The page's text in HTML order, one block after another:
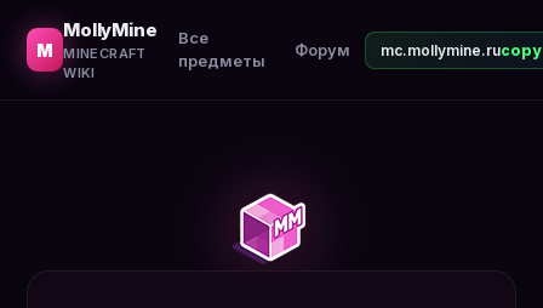
M
MollyMine
MINECRAFT
WIKI
Все
предметы
Форум mc.mollymine.ru